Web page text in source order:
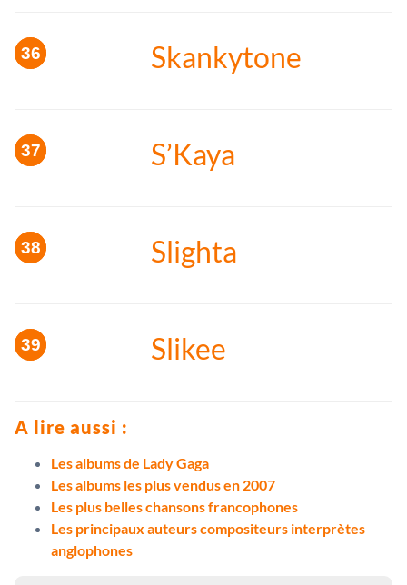
Skankytone
S’Kaya
Slighta
Slikee
A lire aussi :
Les albums de Lady Gaga
Les albums les plus vendus en 2007
Les plus belles chansons francophones
Les principaux auteurs compositeurs interprètes
anglophones